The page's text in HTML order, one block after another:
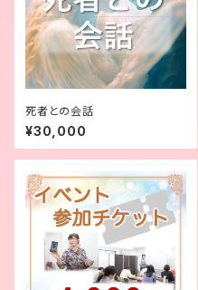
死者との会話
¥30,000